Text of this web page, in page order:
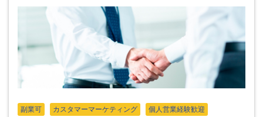
副業可 カスタマーマーケティング
個人営業経験歓迎